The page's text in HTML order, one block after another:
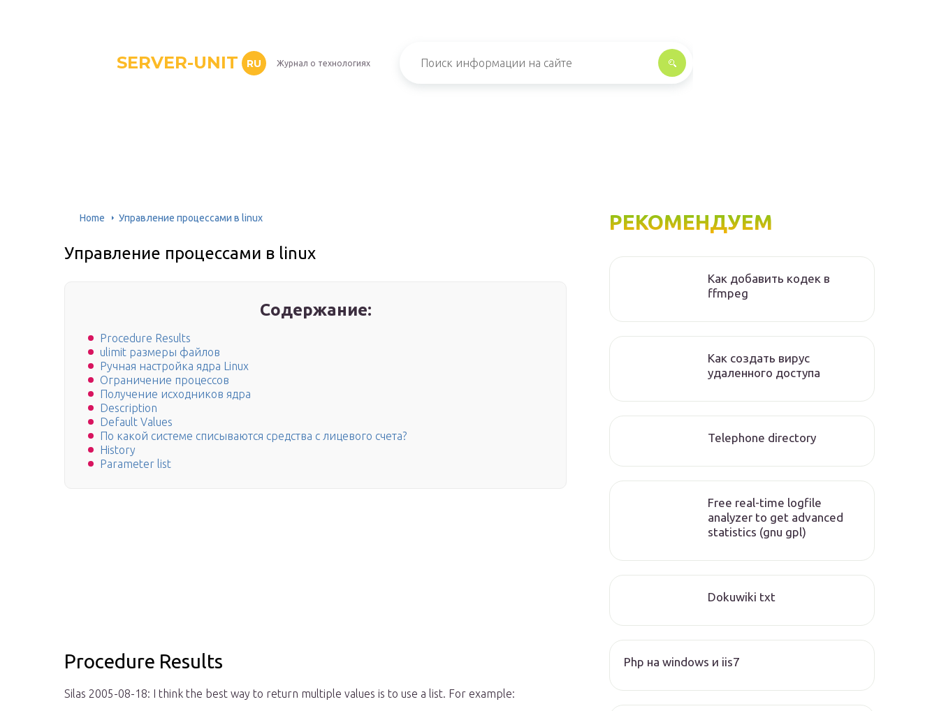
SERVER-UNIT RU Журнал о технологиях
Home Управление процессами в linux
Управление процессами в linux
Содержание:
Procedure Results
ulimit размеры файлов
Ручная настройка ядра Linux
Ограничение процессов
Получение исходников ядра
Description
Default Values
По какой системе списываются средства с лицевого счета?
History
Parameter list
Procedure Results
Silas 2005-08-18: I think the best way to return multiple values is to use a list. For example:
РЕКОМЕНДУЕМ
Как добавить кодек в
ffmpeg
Как создать вирус
удаленного доступа
Telephone directory
Free real-time logfile
analyzer to get advanced
statistics (gnu gpl)
Dokuwiki txt
Php на windows и iis7